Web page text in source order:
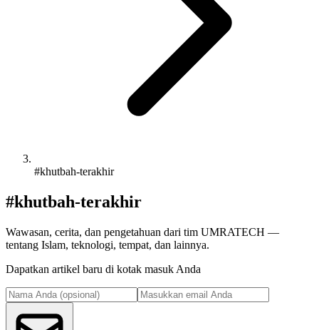
#khutbah-terakhir
#khutbah-terakhir
Wawasan, cerita, dan pengetahuan dari tim UMRATECH —
tentang Islam, teknologi, tempat, dan lainnya.
Dapatkan artikel baru di kotak masuk Anda